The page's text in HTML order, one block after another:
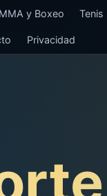
MMA y Boxeo Tenis
Privacidad